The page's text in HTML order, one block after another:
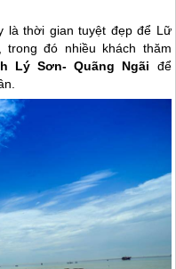
là thời gian tuyệt đẹp để Lữ
đó nhiều khách thăm
Lý Sơn- Quãng Ngãi để